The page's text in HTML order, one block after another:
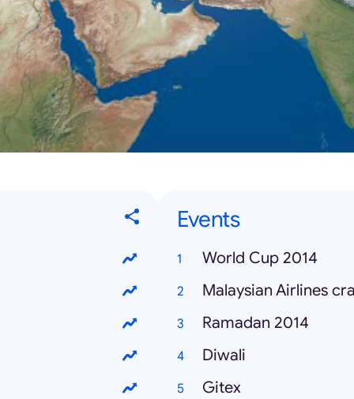
Events
World Cup 2014
Malaysian Airlines
Ramadan 2014
Diwali
Gitex